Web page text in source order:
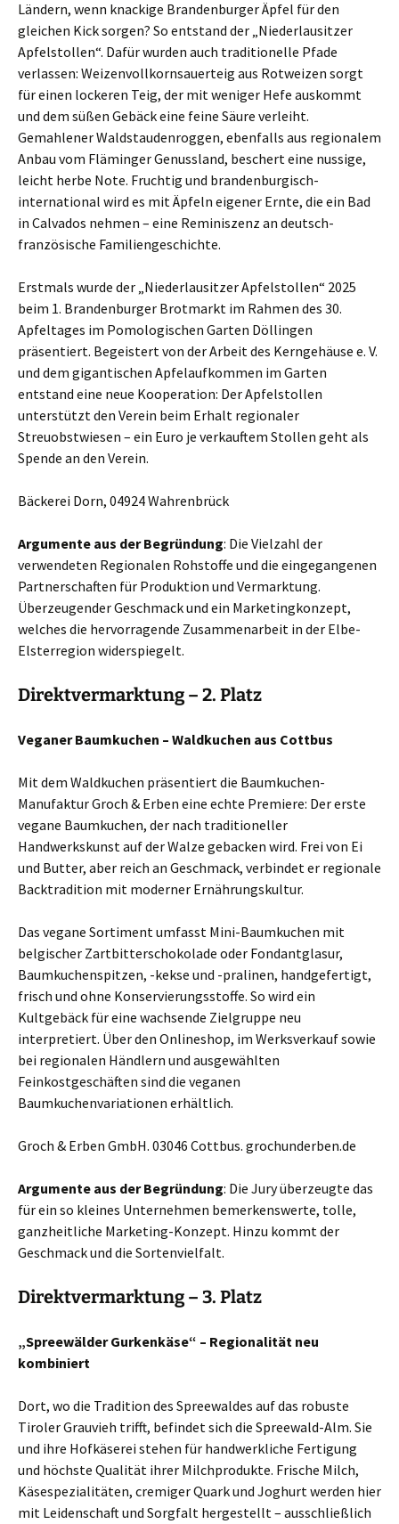
Ländern, wenn knackige Brandenburger Äpfel für den
gleichen Kick sorgen? So entstand der „Niederlausitzer
Apfelstollen“. Dafür wurden auch traditionelle Pfade
verlassen: Weizenvollkornsauerteig aus Rotweizen sorgt
für einen lockeren Teig, der mit weniger Hefe auskommt
und dem süßen Gebäck eine feine Säure verleiht.
Gemahlener Waldstaudenroggen, ebenfalls aus regionalem
Anbau vom Fläminger Genussland, beschert eine nussige,
leicht herbe Note. Fruchtig und brandenburgisch-
international wird es mit Äpfeln eigener Ernte, die ein Bad
in Calvados nehmen – eine Reminiszenz an deutsch-
französische Familiengeschichte.
Erstmals wurde der „Niederlausitzer Apfelstollen“ 2025
beim 1. Brandenburger Brotmarkt im Rahmen des 30.
Apfeltages im Pomologischen Garten Döllingen
präsentiert. Begeistert von der Arbeit des Kerngehäuse e. V.
und dem gigantischen Apfelaufkommen im Garten
entstand eine neue Kooperation: Der Apfelstollen
unterstützt den Verein beim Erhalt regionaler
Streuobstwiesen – ein Euro je verkauftem Stollen geht als
Spende an den Verein.
Bäckerei Dorn, 04924 Wahrenbrück
Argumente aus der Begründung: Die Vielzahl der
verwendeten Regionalen Rohstoffe und die eingegangenen
Partnerschaften für Produktion und Vermarktung.
Überzeugender Geschmack und ein Marketingkonzept,
welches die hervorragende Zusammenarbeit in der Elbe-
Elsterregion widerspiegelt.
Direktvermarktung – 2. Platz
Veganer Baumkuchen – Waldkuchen aus Cottbus
Mit dem Waldkuchen präsentiert die Baumkuchen-
Manufaktur Groch & Erben eine echte Premiere: Der erste
vegane Baumkuchen, der nach traditioneller
Handwerkskunst auf der Walze gebacken wird. Frei von Ei
und Butter, aber reich an Geschmack, verbindet er regionale
Backtradition mit moderner Ernährungskultur.
Das vegane Sortiment umfasst Mini-Baumkuchen mit
belgischer Zartbitterschokolade oder Fondantglasur,
Baumkuchenspitzen, -kekse und -pralinen, handgefertigt,
frisch und ohne Konservierungsstoffe. So wird ein
Kultgebäck für eine wachsende Zielgruppe neu
interpretiert. Über den Onlineshop, im Werksverkauf sowie
bei regionalen Händlern und ausgewählten
Feinkostgeschäften sind die veganen
Baumkuchenvariationen erhältlich.
Groch & Erben GmbH. 03046 Cottbus. grochunderben.de
Argumente aus der Begründung: Die Jury überzeugte das
für ein so kleines Unternehmen bemerkenswerte, tolle,
ganzheitliche Marketing-Konzept. Hinzu kommt der
Geschmack und die Sortenvielfalt.
Direktvermarktung – 3. Platz
„Spreewälder Gurkenkäse“ – Regionalität neu
kombiniert
Dort, wo die Tradition des Spreewaldes auf das robuste
Tiroler Grauvieh trifft, befindet sich die Spreewald-Alm. Sie
und ihre Hofkäserei stehen für handwerkliche Fertigung
und höchste Qualität ihrer Milchprodukte. Frische Milch,
Käsespezialitäten, cremiger Quark und Joghurt werden hier
mit Leidenschaft und Sorgfalt hergestellt – ausschließlich